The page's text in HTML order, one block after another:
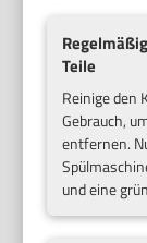
Teile
Reinige den
Gebrauch,
entfernen.
und eine